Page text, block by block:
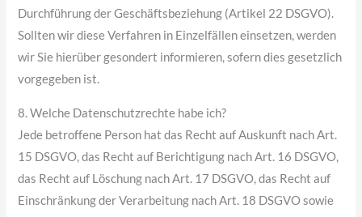
Durchführung der Geschäftsbeziehung (Artikel 22 DSGVO).
Sollten wir diese Verfahren in Einzelfällen einsetzen, werden
wir Sie hierüber gesondert informieren, sofern dies gesetzlich
vorgegeben ist.
8. Welche Datenschutzrechte habe ich?
Jede betroffene Person hat das Recht auf Auskunft nach Art.
15 DSGVO, das Recht auf Berichtigung nach Art. 16 DSGVO,
das Recht auf Löschung nach Art. 17 DSGVO, das Recht auf
Einschränkung der Verarbeitung nach Art. 18 DSGVO sowie